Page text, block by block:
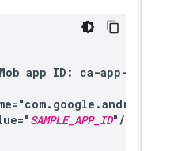
AdMob app ID: ca-app-pub-
SAMPLE_APP_ID